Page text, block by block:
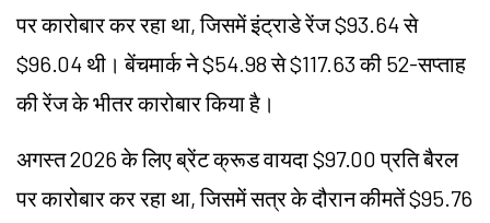
पर कारोबार कर रहा था, जिसमें इंट्राडे रेंज $93.64 से
$96.04 थी। बेंचमार्क ने $54.98 से $117.63 की 52-सप्ताह
की रेंज के भीतर कारोबार किया है।
अगस्त 2026 के लिए ब्रेंट क्रूड वायदा $97.00 प्रति बैरल
पर कारोबार कर रहा था, जिसमें सत्र के दौरान कीमतें $95.76